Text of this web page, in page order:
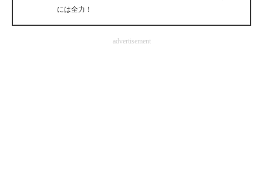
IT製品の技術・比較・事例
には全力！
advertisement